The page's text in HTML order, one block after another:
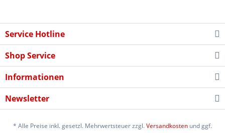
Service Hotline
Shop Service
Informationen
Newsletter
* Alle Preise inkl. gesetzl. Mehrwertsteuer zzgl.Versandkosten und ggf.